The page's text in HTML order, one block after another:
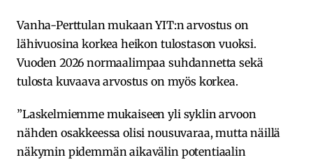
Vanha-Perttulan mukaan YIT:n arvostus on
lähivuosina korkea heikon tulostason vuoksi.
Vuoden 2026 normaalimpaa suhdannetta sekä
tulosta kuvaava arvostus on myös korkea.
”Laskelmiemme mukaiseen yli syklin arvoon
nähden osakkeessa olisi nousuvaraa, mutta näillä
näkymin pidemmän aikavälin potentiaalin